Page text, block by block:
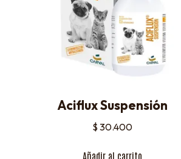
Aciflux Suspensión
$ 30.400
Añadir al carrito